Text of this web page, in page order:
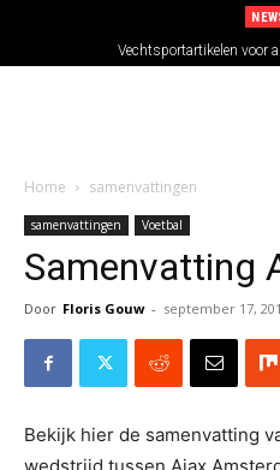
Vechtsportartikelen voor
Home samenvattingen
samenvattingen Voetbal
Samenvatting
Door Floris Gouw - september 17,
Bekijk hier de samenvatting